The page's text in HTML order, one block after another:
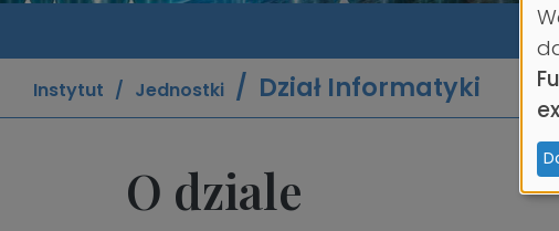
Instytut Jednostki Dział Informatyki
O dziale